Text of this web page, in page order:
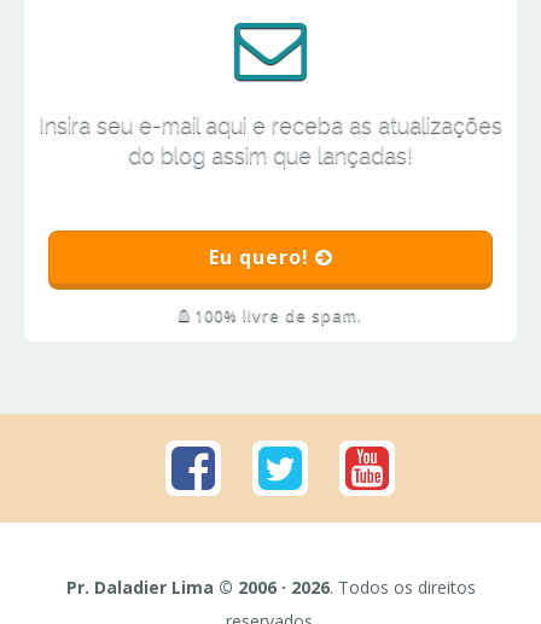
Insira seu e-mail aqui e receba as atualizações
do blog assim que lançadas!
Eu quero!
100% livre de spam.
Pr. Daladier Lima © 2006 · 2026. Todos os direitos